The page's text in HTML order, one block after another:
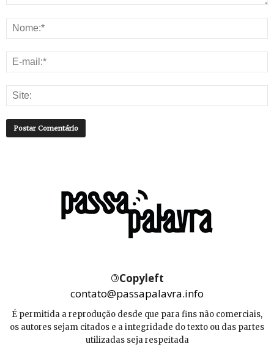
©Copyleft
contato@passapalavra.info
É permitida a reprodução desde que para fins não comerciais,
os autores sejam citados e a integridade do texto ou das partes
utilizadas seja respeitada